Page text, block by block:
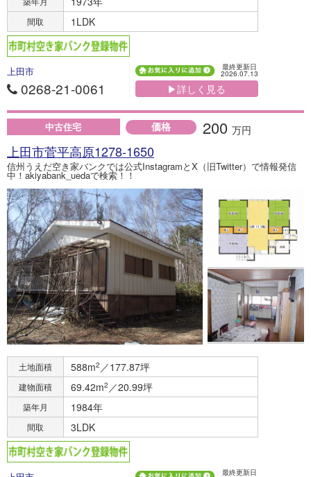
間取 1LDK
上田市
0268-21-0061
最終更新日
2026.07.13
▶詳しく見る
中古住宅 価格 200 万円
上田市菅平高原1278-1650
信州うえだ空き家バンクでは公式InstagramとX（旧Twitter）で情報発信
中！akiyabank_uedaで検索！！
土地面積 588m2 ／177.87坪
建物面積 69.42m2 ／20.99坪
築年月 1984年
間取 3LDK
最終更新日